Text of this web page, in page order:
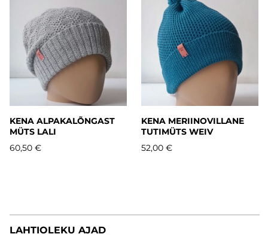
KENA ALPAKALÕNGAST
MÜTS LALI
60,50 €
KENA MERIINOVILLANE
TUTIMÜTS WEIV
52,00 €
LAHTIOLEKU AJAD